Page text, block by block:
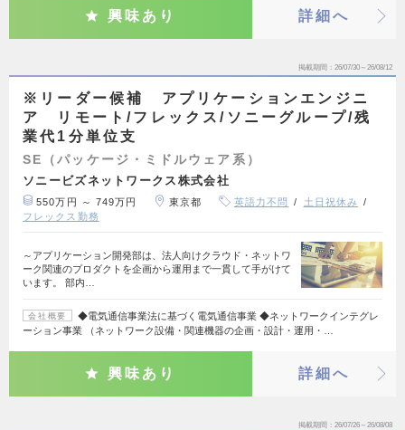
興味あり 詳細へ
掲載期間 26/07/30～26/08/12
※リーダー候補 アプリケーションエンジニ
ア リモート/フレックス/ソニーグループ/残
業代1分単位支
SE（パッケージ・ミドルウェア系）
ソニービズネットワークス株式会社
550万円 ～ 749万円 東京都 英語力不問
土日祝休み
フレックス勤務
～アプリケーション開発部は、法人向けクラウド・ネットワ
ーク関連のプロダクトを企画から運用まで一貫して手がけて
います。 部内…
会社概要
◆電気通信事業法に基づく電気通信事業 ◆ネットワークインテグレ
ーション事業 （ネットワーク設備・関連機器の企画・設計・運用・…
興味あり 詳細へ
掲載期間 26/07/26～26/08/08